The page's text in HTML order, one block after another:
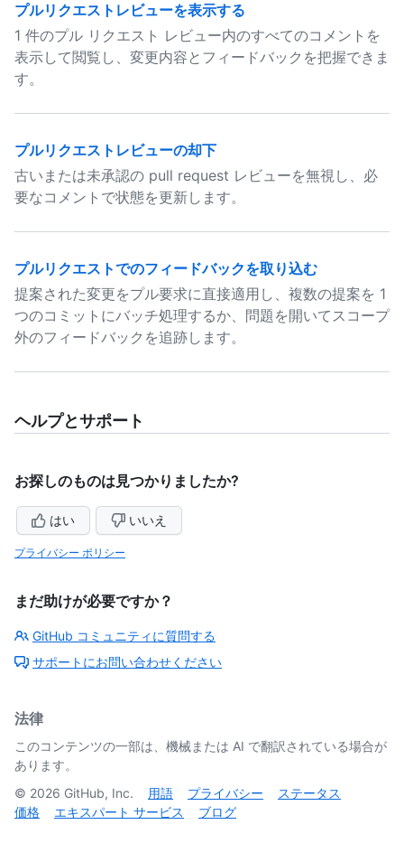
プルリクエストレビューを表示する
1 件のプル リクエスト レビュー内のすべてのコメントを
表示して閲覧し、変更内容とフィードバックを把握できま
す。
プルリクエストレビューの却下
古いまたは未承認の pull request レビューを無視し、必
要なコメントで状態を更新します。
プルリクエストでのフィードバックを取り込む
提案された変更をプル要求に直接適用し、複数の提案を 1
つのコミットにバッチ処理するか、問題を開いてスコープ
外のフィードバックを追跡します。
ヘルプとサポート
お探しのものは見つかりましたか?
はい いいえ
プライバシー ポリシー
まだ助けが必要ですか？
GitHub コミュニティに質問する
サポートにお問い合わせください
法律
このコンテンツの一部は、機械または AI で翻訳されている場合が
あります。
© 2026 GitHub, Inc. 用語 プライバシー
ステータス
価格
エキスパート サービス ブログ